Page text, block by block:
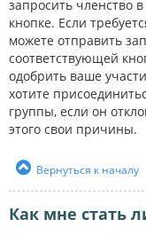
запросить членство
кнопке. Если
можете отправить
соответствующей
одобрить ваше
хотите
группы, если он
этого свои причины.
Вернуться к началу
Как мне стать